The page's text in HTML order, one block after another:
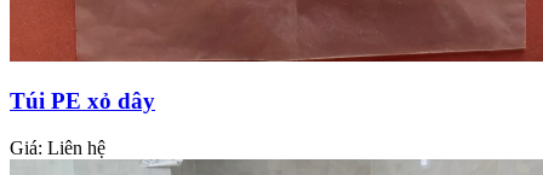
Túi PE xỏ dây
Giá: Liên hệ